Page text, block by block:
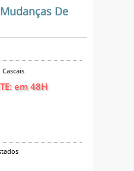
De
em 48H